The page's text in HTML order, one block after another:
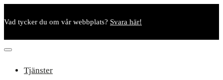
Vad tycker du om vår webbplats? Svara här!
Tjänster